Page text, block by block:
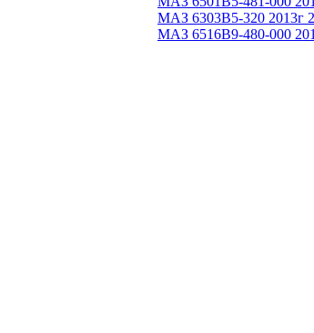
МАЗ 6303B5-320 2013г
МАЗ 6516В9-480-000